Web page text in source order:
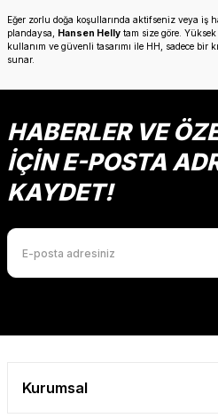
Eğer zorlu doğa koşullarında aktifseniz veya iş
plandaysa,
Hansen Helly tam size göre.
kullanım ve güvenli tasarımı ile HH, sadece bir
sunar.
HABERLER VE
İÇİN E-POSTA
KAYDET!
Kurumsal